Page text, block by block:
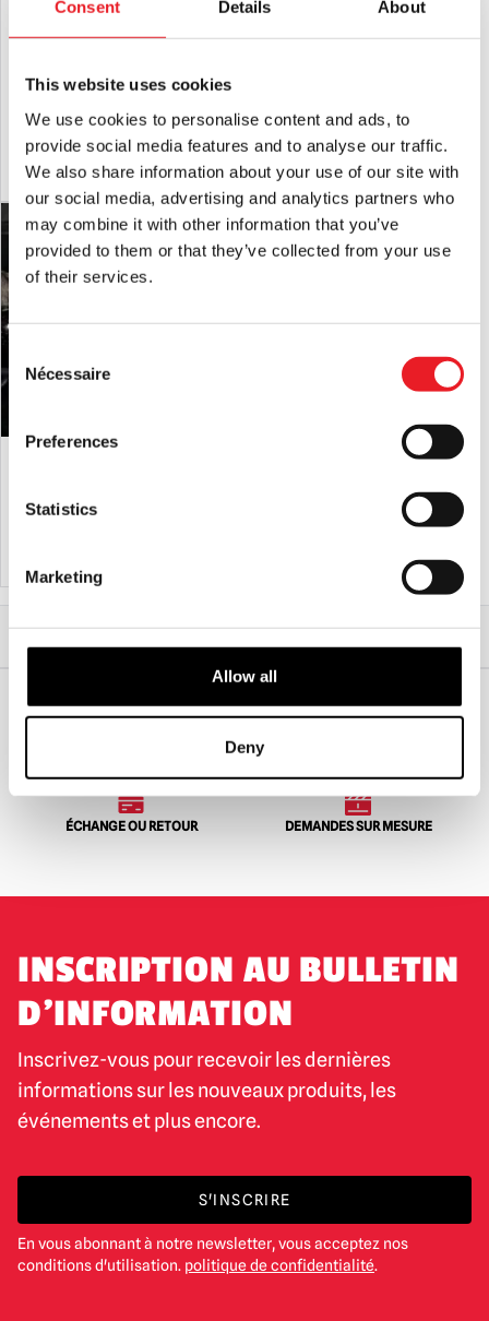
Consent Details About
This website uses cookies
We use cookies to personalise content and ads, to
provide social media features and to analyse our traffic.
We also share information about your use of our site with
our social media, advertising and analytics partners who
may combine it with other information that you’ve
provided to them or that they’ve collected from your use
of their services.
Selection
Nécessaire
Preferences
Statistics
Marketing
Allow all
Deny
squelettique assis
24.95
AJOUTER AU PANIER VOIR LE PRODUIT
£29.95
AJOUTER AU PANIER VOIR LE PRODUIT
Décoration d'Halloween en forme de
39.95
Décoration de voiture squelette pour
Accueil Halloween
Décorations d'Halloween
Lumière stroboscopique intense à 18 LED
EXPÉDITION DANS LE MONDE ENTIER
ÉCHANGE OU RETOUR DEMANDES SUR MESURE
INSCRIPTION AU BULLETIN
D'INFORMATION
Inscrivez-vous pour recevoir les dernières
informations sur les nouveaux produits, les
événements et plus encore.
S'INSCRIRE
En vous abonnant à notre newsletter, vous acceptez nos
conditions d'utilisation. politique de confidentialité.